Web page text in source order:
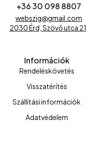
+36 30 098 8807
webszig@gmail.com
2030 Érd, Szövő utca 21.
Információk
Rendeléskövetés
Visszatérítés
Szállítási információk
Adatvédelem